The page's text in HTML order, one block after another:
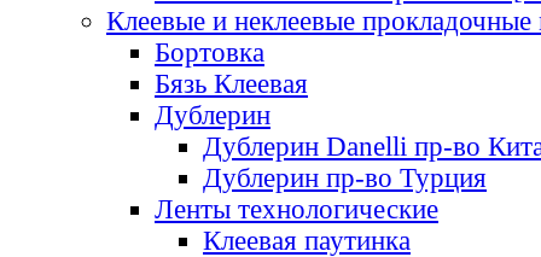
Клеевые и неклеевые прокладочные
Бортовка
Бязь Клеевая
Дублерин
Дублерин Danelli пр-во
Дублерин пр-во Турция
Ленты технологические
Клеевая паутинка